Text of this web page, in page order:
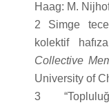
Haag: M.
2 Simge
kolektif
Collective
University of
3